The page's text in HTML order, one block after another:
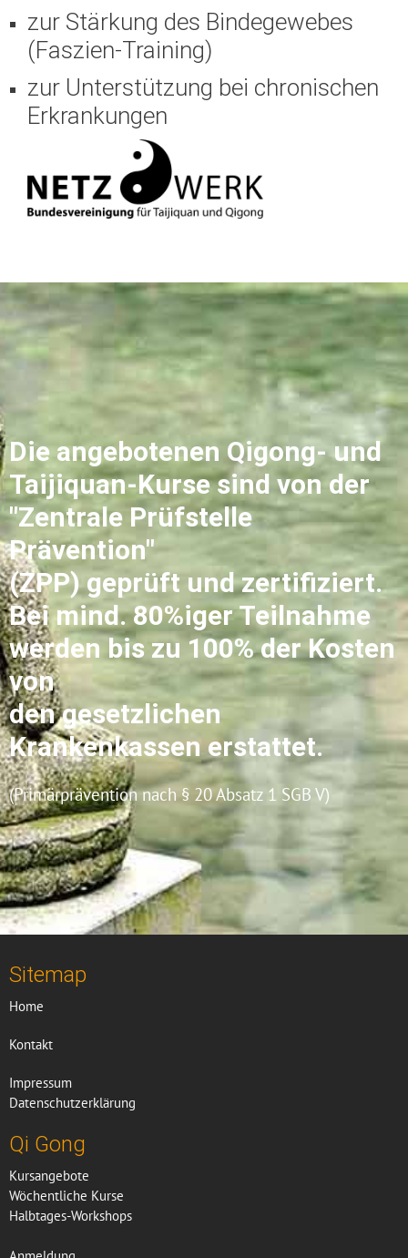
zur Stärkung des Bindegewebes
(Faszien-Training)
zur Unterstützung bei chronischen
Erkrankungen
Die angebotenen Qigong- und
Taijiquan-Kurse sind von der
"Zentrale Prüfstelle
Prävention"
(ZPP) geprüft und zertifiziert.
Bei mind. 80%iger Teilnahme
werden bis zu 100% der Kosten
von
den gesetzlichen
Krankenkassen erstattet.
(Primärprävention nach § 20 Absatz 1 SGB V)
Sitemap
Home
Kontakt
Impressum
Datenschutzerklärung
Qi Gong
Kursangebote
Wöchentliche Kurse
Halbtages-Workshops